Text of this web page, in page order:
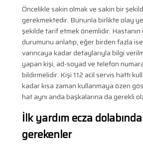
Öncelikle sakin olmak ve sakin bir
gerekmektedir. Bununla birlikte olay
şekilde tarif etmek önemlidir. Hastanın
durumunu anlatıp, eğer birden fazla
varıncaya kadar detaylarıyla bilgi
yapan kişi, ad-soyad ve telefon
bildirmelidir. Kişi 112 acil servis hattı
kadar kısa zaman kullanmaya özen
hat aynı anda başkalarına da gerekli
İlk yardım ecza
gerekenler